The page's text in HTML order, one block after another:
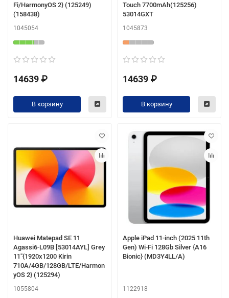
Fi/HarmonyOS 2} (125249)
(158438)
1045054
14639 ₽
В корзину
Touch 7700mAh(125256)
53014GXT
1045873
14639 ₽
В корзину
Huawei Matepad SE 11
Agassi6-L09B [53014AYL] Grey
11"{1920x1200 Kirin
710A/4GB/128GB/LTE/Harmon
yOS 2} (125294)
1055804
Apple iPad 11-inch (2025 11th
Gen) Wi-Fi 128Gb Silver {A16
Bionic} (MD3Y4LL/A)
1122918